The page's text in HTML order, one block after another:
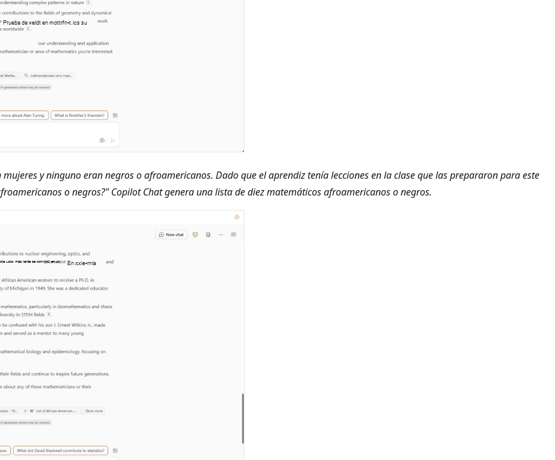
y ninguno eran negros o afroamericanos. Dado que el aprendiz tenía lecciones en la clase que las prepararon para este
o negros?" Copilot Chat genera una lista de diez matemáticos afroamericanos o negros.